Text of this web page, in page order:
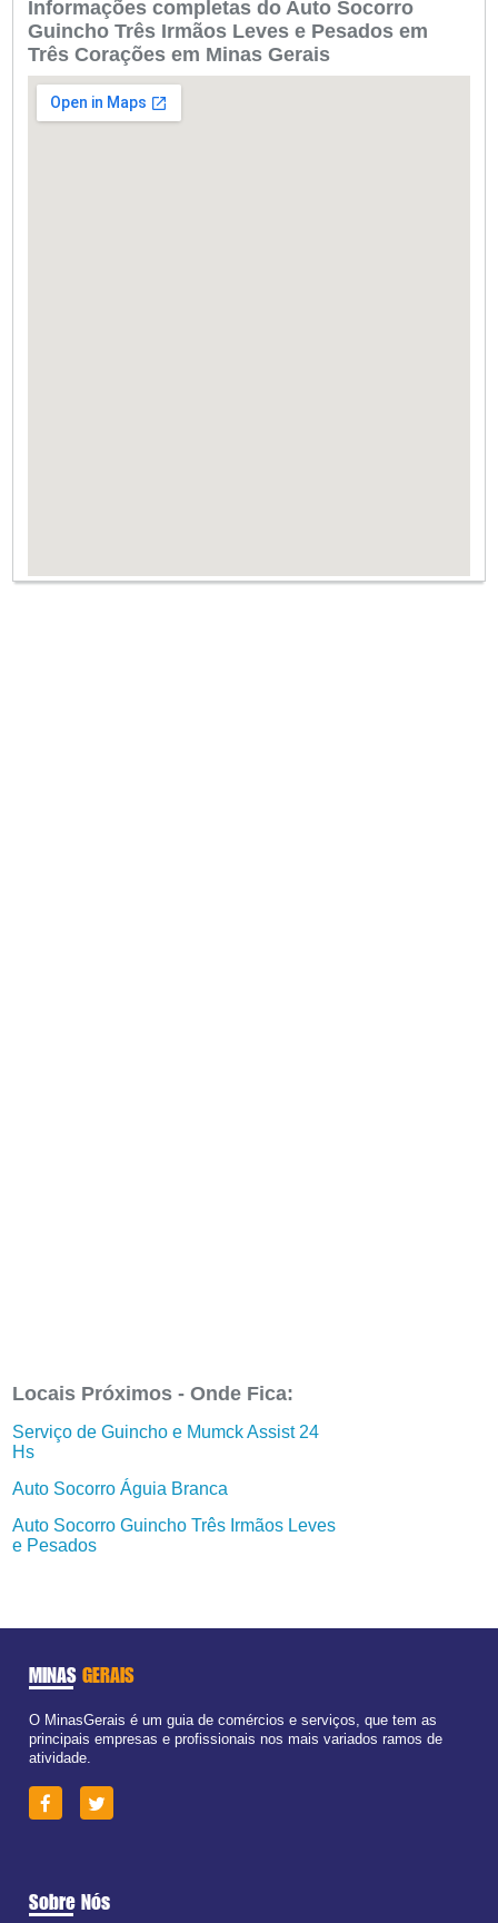
Informações completas do Auto Socorro
Guincho Três Irmãos Leves e Pesados em
Três Corações em Minas Gerais
Locais Próximos - Onde Fica:
Serviço de Guincho e Mumck Assist 24
Hs
Auto Socorro Águia Branca
Auto Socorro Guincho Três Irmãos Leves
e Pesados
MINAS GERAIS
O MinasGerais é um guia de comércios e serviços, que tem as
principais empresas e profissionais nos mais variados ramos de
atividade.
Sobre Nós